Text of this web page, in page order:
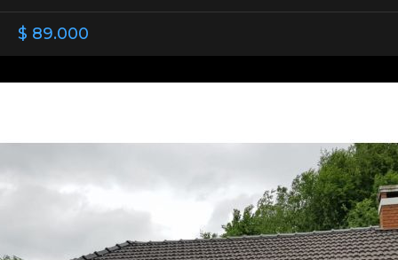
$ 89.000